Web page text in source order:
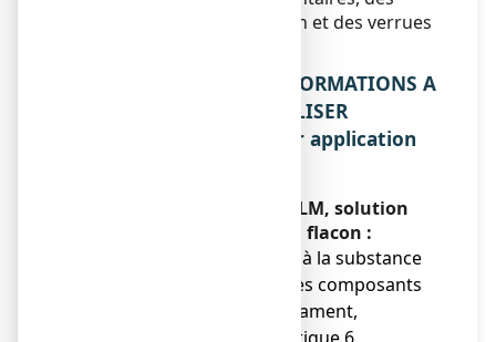
verrues vulgaires de la main et des verrues
2. QUELLES SONT LES INFORMATIONS A
CONNAITRE AVANT D’UTILISER
VERRUFILM, solution pour application
N’utilisez jamais VERRUFILM, solution
pour application locale en flacon :
● si vous êtes allergique à la substance
active ou à l’un des autres composants
contenus dans ce médicament,